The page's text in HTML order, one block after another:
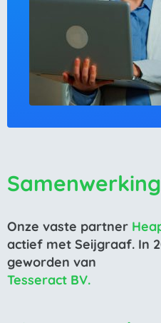
Samenwerking
Onze vaste partner
actief met Seijgraaf. In
geworden van
Tesseract BV.